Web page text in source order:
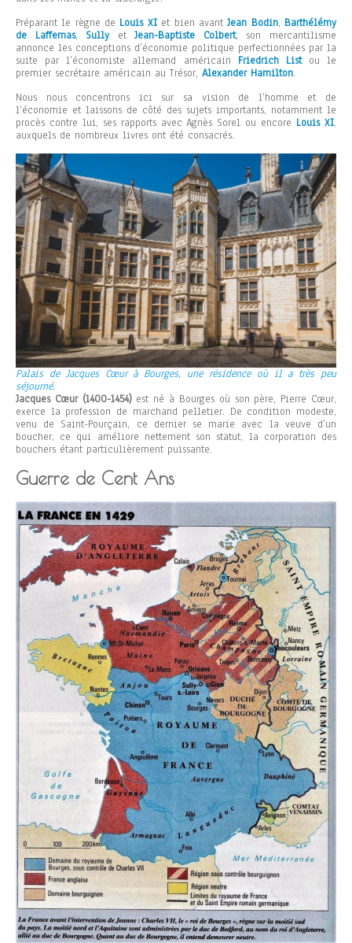
Préparant le règne de Louis XIet bien avantJean Bodin, Barthélémy
de Laffemas, Sully etJean-Baptiste Colbert, son mercantilisme
annonce les conceptions d’économie politique perfectionnées par la
suite par l’économiste allemand américain Friedrich Listou le
premier secrétaire américain au Trésor, Alexander Hamilton.
Nous nous concentrons ici sur sa vision de l’homme et de
l’économie et laissons de côté des sujets importants, notamment le
procès contre lui, ses rapports avec Agnès Sorel ou encore Louis XI,
auxquels de nombreux livres ont été consacrés.
Palais de Jacques Cœur à Bourges, une résidence où il a très peu
séjourné.
Jacques Cœur (1400-1454)est né à Bourges où son père, Pierre Cœur,
exerce la profession de marchand pelletier. De condition modeste,
venu de Saint-Pourçain, ce dernier se marie avec la veuve d’un
boucher, ce qui améliore nettement son statut, la corporation des
bouchers étant particulièrement puissante.
Guerre de Cent Ans